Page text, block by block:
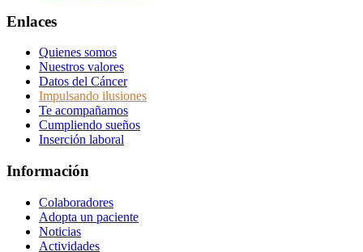
Enlaces
Quienes somos
Nuestros valores
Datos del Cáncer
Impulsando ilusiones
Te acompañamos
Cumpliendo sueños
Inserción laboral
Información
Colaboradores
Adopta un paciente
Noticias
Actividades